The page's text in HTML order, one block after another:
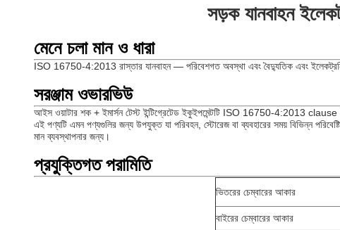
সড়ক যানবাহন
মেনে চলা মান ও ধারা
ISO 16750-4:2013 রাস্তার যানবাহন — পরিবেশগত অবস্থা এবং বৈদ্যুতিক এবং
সরঞ্জাম ওভারভিউ
আইস ওয়াটার শক + ইমার্সন টেস্ট ইন্টিগ্রেটেড ইকুইপমেন্টটি ISO 16750-4:2013 clause
এই পণ্যটি এমন পণ্যগুলির জন্য উপযুক্ত যা পরিবহন, স্টোরেজ বা ব্যবহারের সময় বিভিন্ন
মান ব্যবস্থাপনার জন্য।
প্রযুক্তিগত পরামিতি
ভিতরের চেম্বারের আকার
বাইরের চেম্বারের আকার